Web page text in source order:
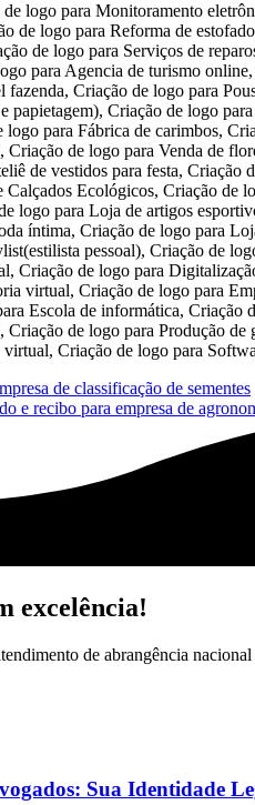
de classificação de sementes
e recibo para empresa de
excelência!
de abrangência
Sua Identidade